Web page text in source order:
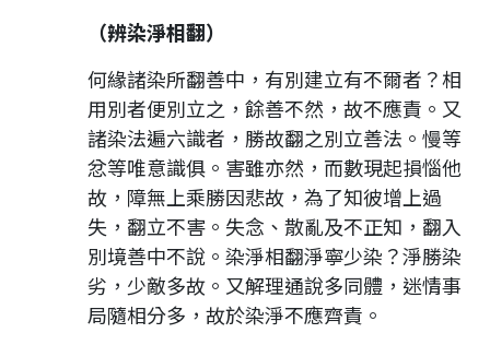
（辨染淨相翻）
何緣諸染所翻善中，有別建立有不爾者？相
用別者便別立之，餘善不然，故不應責。又
諸染法遍六識者，勝故翻之別立善法。慢等
忿等唯意識俱。害雖亦然，而數現起損惱他
故，障無上乘勝因悲故，為了知彼增上過
失，翻立不害。失念、散亂及不正知，翻入
別境善中不說。染淨相翻淨寧少染？淨勝染
劣，少敵多故。又解理通說多同體，迷情事
局隨相分多，故於染淨不應齊責。